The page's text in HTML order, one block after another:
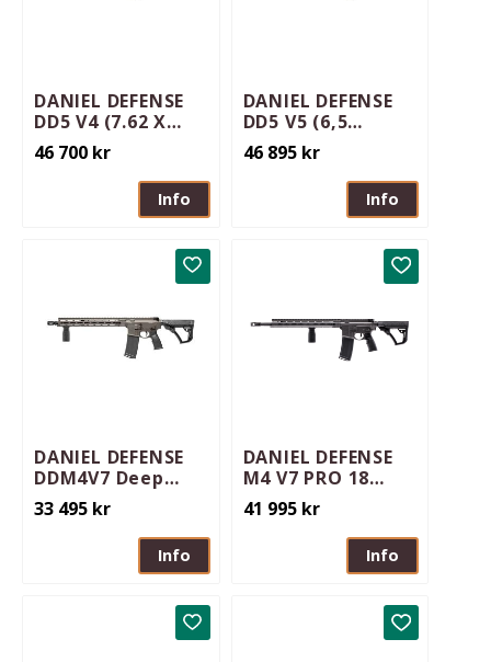
DANIEL DEFENSE
DD5 V4 (7.62 X
51MM) 18tum
AR10
46 700 kr
Info
DANIEL DEFENSE
DD5 V5 (6,5
Creedmoor)
20tum AR10
46 895kr
Info
DANIEL DEFENSE
DDM4V7 Deep
Woods 16tum
33 495 kr
Lägg till i favoriter
Info
DANIEL DEFENSE
M4 V7 PRO 18
AR15 | Cobalt
41 995kr
Lägg till i
Info
Lägg till i favoriter Lägg till i